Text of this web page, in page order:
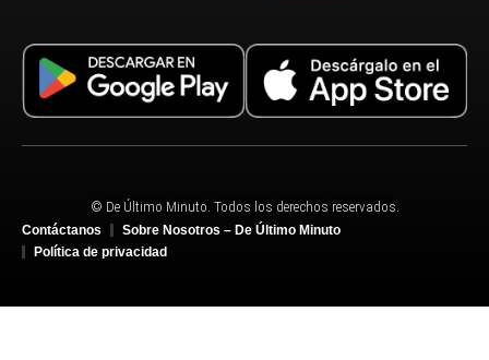
© De Último Minuto. Todos los derechos reservados.
Contáctanos
Sobre Nosotros – De Último Minuto
Política de privacidad